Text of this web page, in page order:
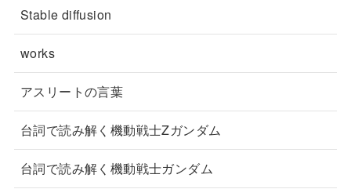
Stable diffusion
works
アスリートの言葉
台詞で読み解く機動戦士Zガンダム
台詞で読み解く機動戦士ガンダム